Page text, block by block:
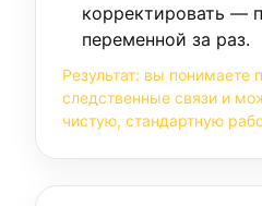
корректировать —
переменной за раз.
Результат: вы понимаете
следственные связи и
чистую, стандартную